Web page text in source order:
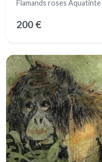
Flamands roses Aquatinte
200 €